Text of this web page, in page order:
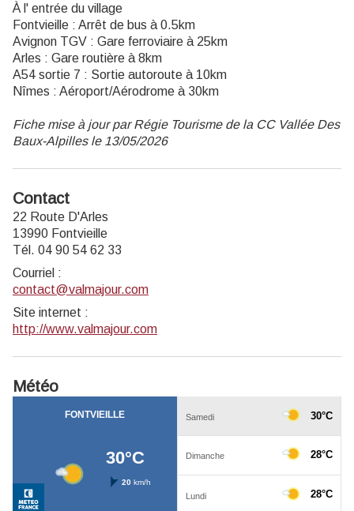
À l' entrée du village
Fontvieille : Arrêt de bus à 0.5km
Avignon TGV : Gare ferroviaire à 25km
Arles : Gare routière à 8km
A54 sortie 7 : Sortie autoroute à 10km
Nîmes : Aéroport/Aérodrome à 30km
Fiche mise à jour par Régie Tourisme de la CC Vallée Des
Baux-Alpilles le 13/05/2026
Contact
22 Route D'Arles
13990 Fontvieille
Tél. 04 90 54 62 33
Courriel :
contact@valmajour.com
Site internet :
http://www.valmajour.com
Météo